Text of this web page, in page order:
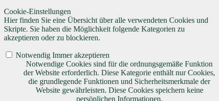
Cookie-Einstellungen
Hier finden Sie eine Übersicht über alle verwendeten Cookies und
Skripte. Sie haben die Möglichkeit folgende Kategorien zu
akzeptieren oder zu blockieren.
Notwendig Immer akzeptieren
Notwendige Cookies sind für die ordnungsgemäße Funktion
der Website erforderlich. Diese Kategorie enthält nur Cookies,
die grundlegende Funktionen und Sicherheitsmerkmale der
Website gewährleisten. Diese Cookies speichern keine
persönlichen Informationen.